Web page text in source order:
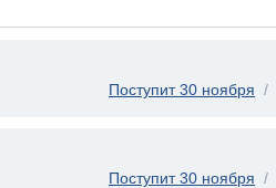
Поступит 30 ноября
Поступит 30 ноября